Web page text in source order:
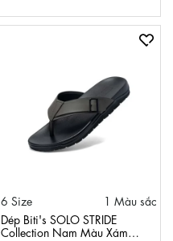
6 Size
1 Màu sắc
Dép Biti's SOLO STRIDE
Collection Nam Màu Xám